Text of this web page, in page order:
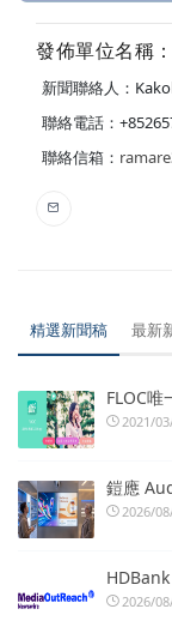
發佈單位名稱
新聞聯絡人：
聯絡電話：
聯絡信箱：
精選新聞稿 最新
FLOC
2021/
鎧應
2026/
2026/